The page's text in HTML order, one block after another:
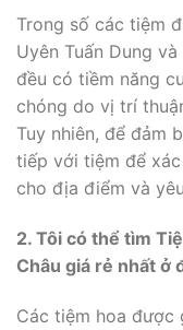
Trong số các tiệm
Uyên Tuấn Dung
đều có tiềm năng
chóng do vị trí
Tuy nhiên, để đảm
tiếp với tiệm để
cho địa điểm và
2. Tôi có thể tìm
Châu giá rẻ nhất ở
Các tiệm hoa được